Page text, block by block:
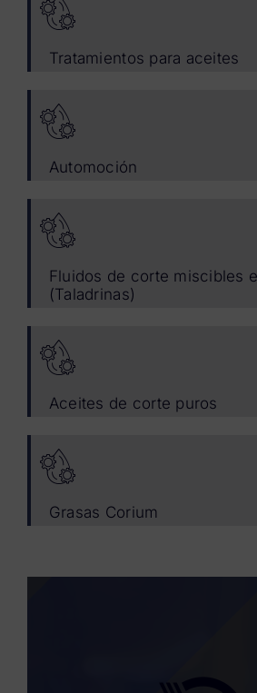
Tratamientos para aceites
Automoción
Fluidos de corte miscibles
(Taladrinas)
Aceites de corte puros
Grasas Corium